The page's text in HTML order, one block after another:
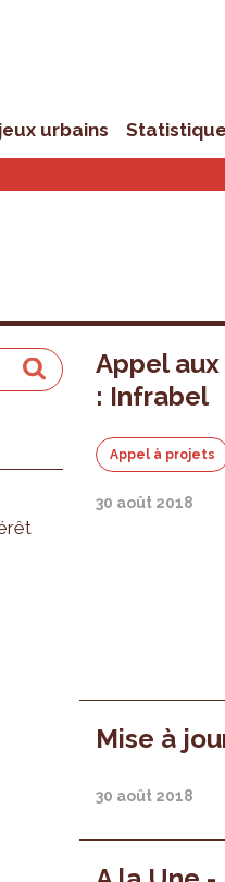
urbains
Appel
: Infrabel
Appel à projets
30 août 2018
Mise à
30 août 2018